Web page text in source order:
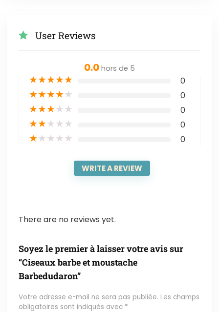
User Reviews
0.0 hors de 5
★★★★★ 0
★★★★★ 0
★★★★★ 0
★★★★★ 0
★★★★★ 0
WRITE A REVIEW
There are no reviews yet.
Soyez le premier à laisser votre avis sur
“Ciseaux barbe et moustache
Barbedudaron”
Votre adresse e-mail ne sera pas publiée. Les champs
obligatoires sont indiqués avec *